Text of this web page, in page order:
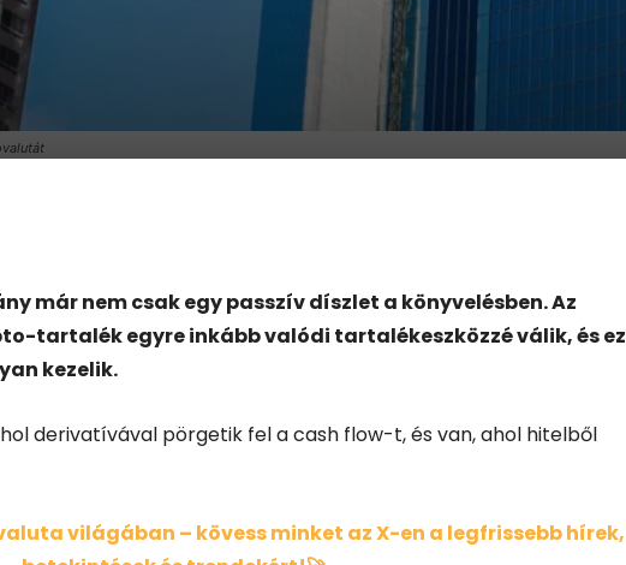
már nem csak egy passzív díszlet a könyvelésben. Az
tartalék egyre inkább valódi tartalékeszközzé válik, és ez
kezelik.
derivatívával pörgetik fel a cash flow-t, és van, ahol hitelből
világában – kövess minket az X-en a legfrissebb hírek,